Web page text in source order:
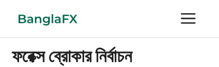
content
ফরেক্স ব্রোকার নির্বাচন